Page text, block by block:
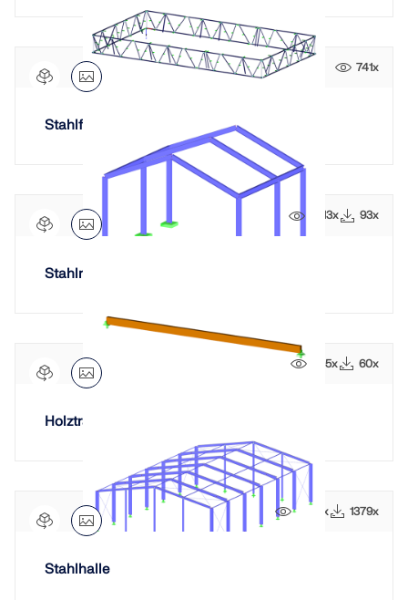
741x
Stahlfassaden für modernen Campus
2213x 93x
Stahlrahmen
905x 60x
Holzträger Verformungsanalyse
9457x 1379x
Stahlhalle